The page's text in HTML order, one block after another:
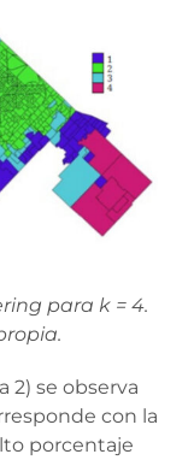
para k = 4.
2) se observa
con la
porcentaje